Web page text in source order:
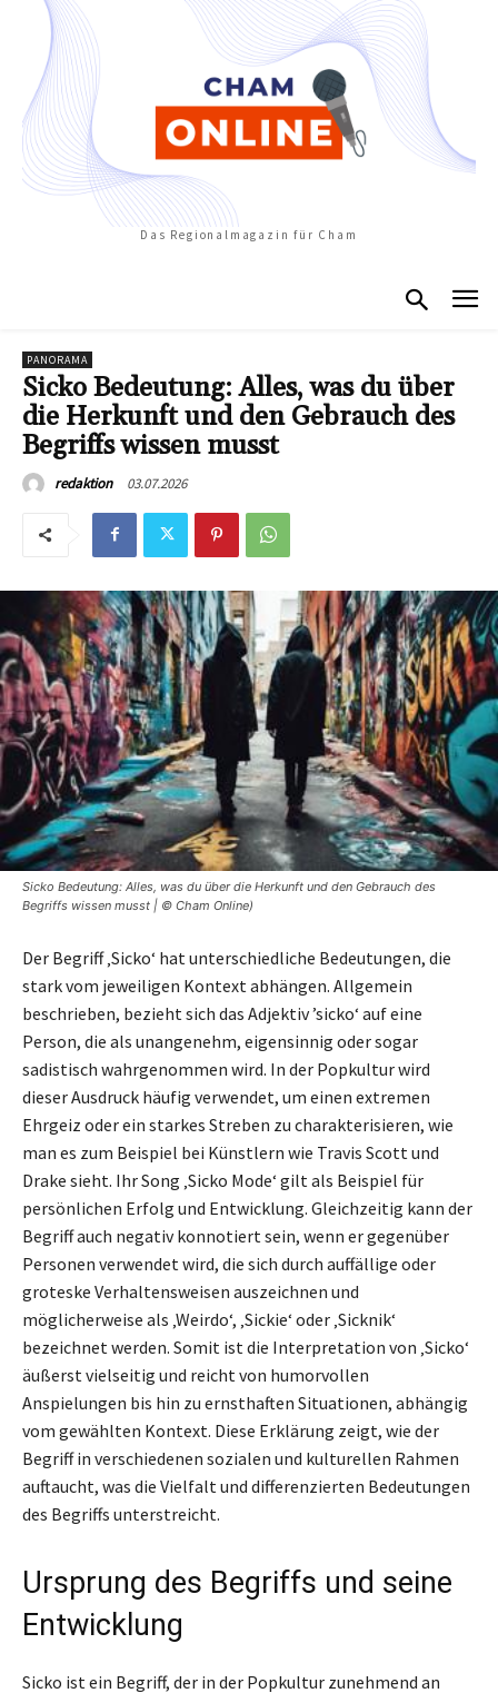
Das Regionalmagazin für Cham
PANORAMA
Sicko Bedeutung: Alles, was du über
die Herkunft und den Gebrauch des
Begriffs wissen musst
redaktion 03.07.2026
Sicko Bedeutung: Alles, was du über die Herkunft und den Gebrauch des
Begriffs wissen musst | © Cham Online)
Der Begriff ‚Sicko‘ hat unterschiedliche Bedeutungen, die
stark vom jeweiligen Kontext abhängen. Allgemein
beschrieben, bezieht sich das Adjektiv ’sicko‘ auf eine
Person, die als unangenehm, eigensinnig oder sogar
sadistisch wahrgenommen wird. In der Popkultur wird
dieser Ausdruck häufig verwendet, um einen extremen
Ehrgeiz oder ein starkes Streben zu charakterisieren, wie
man es zum Beispiel bei Künstlern wie Travis Scott und
Drake sieht. Ihr Song ‚Sicko Mode‘ gilt als Beispiel für
persönlichen Erfolg und Entwicklung. Gleichzeitig kann der
Begriff auch negativ konnotiert sein, wenn er gegenüber
Personen verwendet wird, die sich durch auffällige oder
groteske Verhaltensweisen auszeichnen und
möglicherweise als ‚Weirdo‘, ‚Sickie‘ oder ‚Sicknik‘
bezeichnet werden. Somit ist die Interpretation von ‚Sicko‘
äußerst vielseitig und reicht von humorvollen
Anspielungen bis hin zu ernsthaften Situationen, abhängig
vom gewählten Kontext. Diese Erklärung zeigt, wie der
Begriff in verschiedenen sozialen und kulturellen Rahmen
auftaucht, was die Vielfalt und differenzierten Bedeutungen
des Begriffs unterstreicht.
Ursprung des Begriffs und seine
Entwicklung
Sicko ist ein Begriff, der in der Popkultur zunehmend an